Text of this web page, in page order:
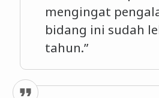
mengingat
bidang ini sudah
tahun.”